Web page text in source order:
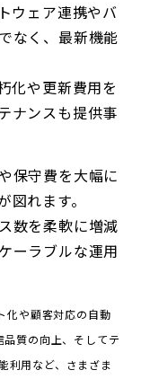
ウェア連携やバ
なく、最新機能
化や更新費用を
ナンスも提供事
保守費を大幅に
れます。
数を柔軟に増減
ーラブルな運用
化や顧客対応の自動
質の向上、そしてテ
利用など、さまざま